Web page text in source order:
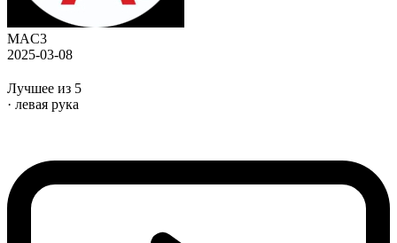
MAC3
2025-03-08
Лучшее из 5
· левая рука